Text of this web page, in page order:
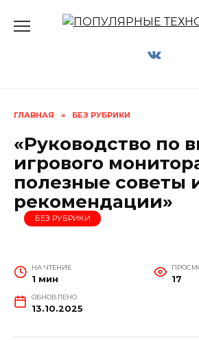
ГЛАВНАЯ » БЕЗ РУБРИКИ
«Руководство по
игрового
полезные советы
рекомендации»
БЕЗ РУБРИКИ
НА ЧТЕНИЕ
1 мин 17
ОБНОВЛЕНО
13.10.2025